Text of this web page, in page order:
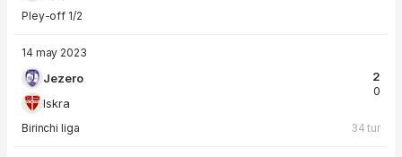
Pley-off 1/2
14 may 2023
Jezero
Iskra
2
0
Birinchi liga 34 tur